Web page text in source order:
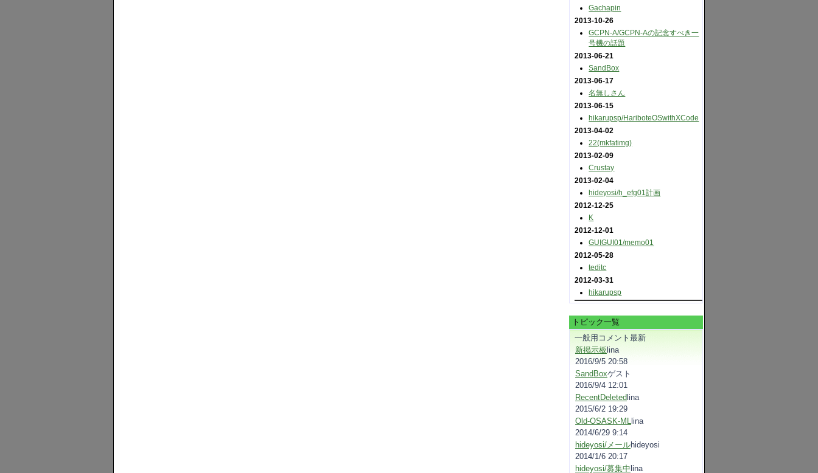
Gachapin
2013-10-26
GCPN-A​/GCPN-Aの記念すべき一
号機の話題
2013-06-21
SandBox
2013-06-17
名無しさん
2013-06-15
hikarupsp​/HariboteOSwithXCode
2013-04-02
22(mkfatimg)
2013-02-09
Crustay
2013-02-04
hideyosi​/h_efg01計画
2012-12-25
K
2012-12-01
GUIGUI01​/memo01
2012-05-28
teditc
2012-03-31
hikarupsp
トピック一覧
一般用コメント最新
新掲示板lina
2016/9/5 20:58
SandBoxゲスト
2016/9/4 12:01
RecentDeletedlina
2015/6/2 19:29
Old-OSASK-ML lina
2014/6/29 9:14
hideyosi/メールhideyosi
2014/1/6 20:17
hideyosi/募集中lina